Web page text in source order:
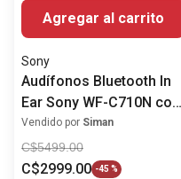
Agregar al carrito
Sony
Audífonos Bluetooth In
Ear Sony WF-C710N con
Noise Cancelling
Vendido por Siman
C$5499.00
C$2999.00 -45 %